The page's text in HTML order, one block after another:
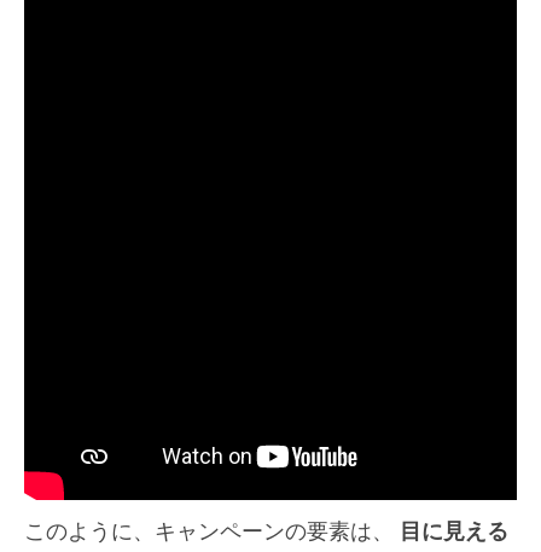
このように、キャンペーンの要素は、 目に見える